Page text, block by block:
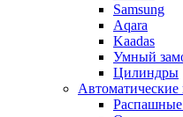
Samsung
Aqara
Kaadas
Умный
Цилиндры
Автоматические
Распашные